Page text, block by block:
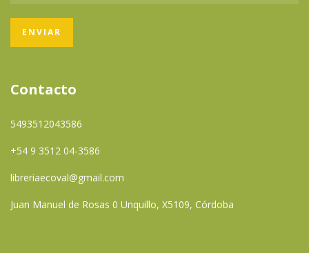
Contacto
5493512043586
+54 9 3512 04-3586
libreriaecoval@gmail.com
Juan Manuel de Rosas 0 Unquillo, X5109, Córdoba